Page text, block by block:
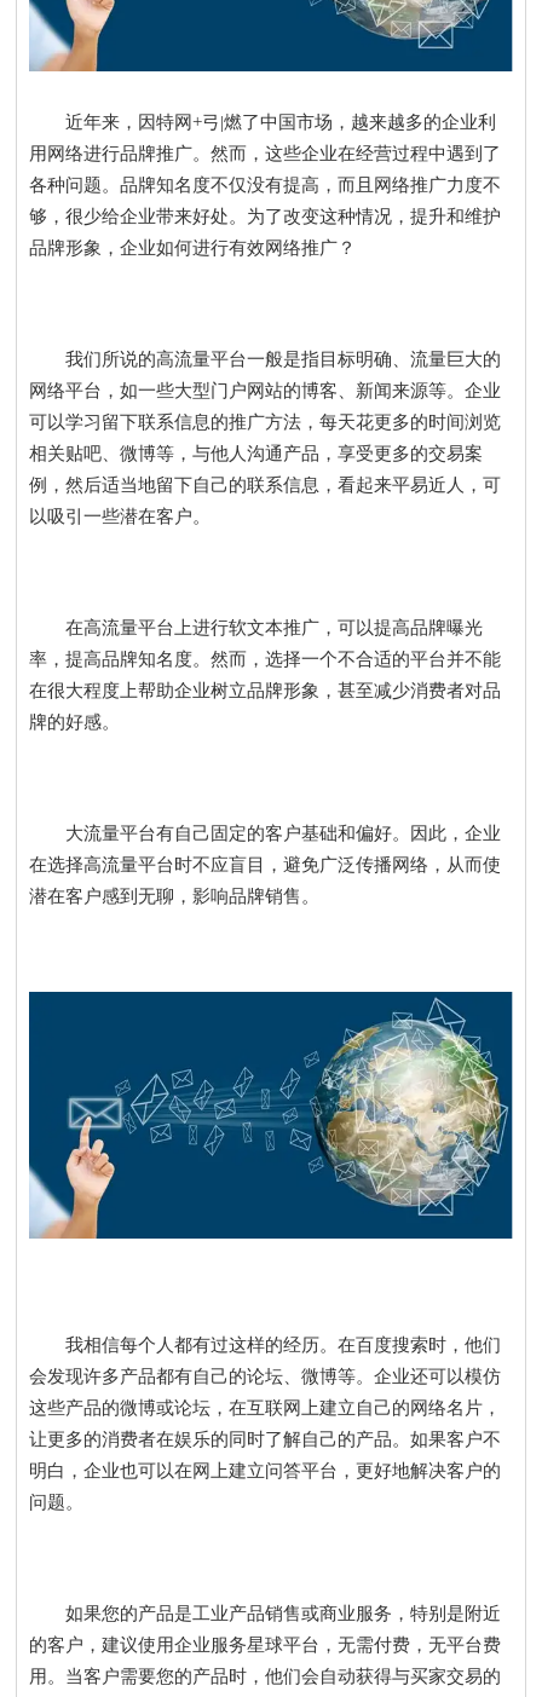
近年来，因特网+弓|燃了中国市场，越来越多的企业利
用网络进行品牌推广。然而，这些企业在经营过程中遇到了
各种问题。品牌知名度不仅没有提高，而且网络推广力度不
够，很少给企业带来好处。为了改变这种情况，提升和维护
品牌形象，企业如何进行有效网络推广 ？
我们所说的高流量平台一般是指目标明确、流量巨大的
网络平台，如一些大型门户网站的博客、新闻来源等。企业
可以学习留下联系信息的推广方法，每天花更多的时间浏览
相关贴吧、微博等，与他人沟通产品，享受更多的交易案
例，然后适当地留下自己的联系信息，看起来平易近人，可
以吸引一些潜在客户。
在高流量平台上进行软文本推广，可以提高品牌曝光
率，提高品牌知名度。然而，选择一个不合适的平台并不能
在很大程度上帮助企业树立品牌形象，甚至减少消费者对品
牌的好感。
大流量平台有自己固定的客户基础和偏好。因此，企业
在选择高流量平台时不应盲目，避免广泛传播网络，从而使
潜在客户感到无聊，影响品牌销售。
我相信每个人都有过这样的经历。在百度搜索时，他们
会发现许多产品都有自己的论坛、微博等。企业还可以模仿
这些产品的微博或论坛，在互联网上建立自己的网络名片，
让更多的消费者在娱乐的同时了解自己的产品。如果客户不
明白，企业也可以在网上建立问答平台，更好地解决客户的
问题。
如果您的产品是工业产品销售或商业服务，特别是附近
的客户，建议使用企业服务星球平台，无需付费，无平台费
用。当客户需要您的产品时，他们会自动获得与买家交易的